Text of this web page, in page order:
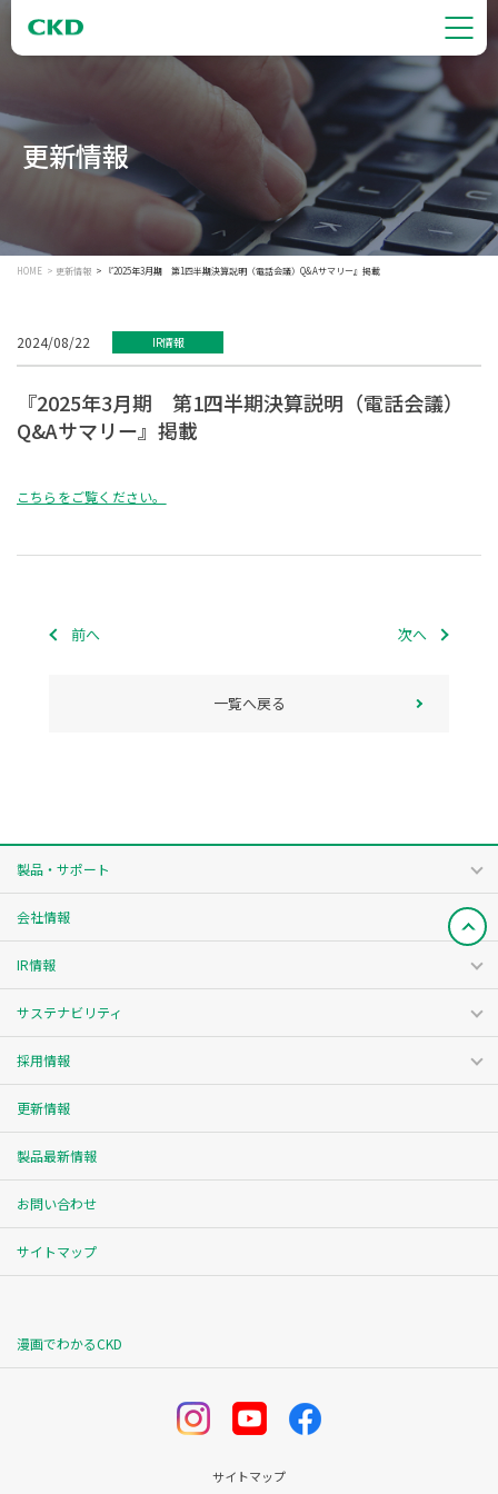
更新情報
HOME 更新情報 『2025年3月期 第1四半期決算説明（電話会議）Q&Aサマリー』掲載
2024/08/22 IR情報
『2025年3月期 第1四半期決算説明（電話会議）
Q&Aサマリー』掲載
こちらをご覧ください。
前へ 次へ
一覧へ戻る
製品・サポート
会社情報
IR情報
サステナビリティ
採用情報
更新情報
製品最新情報
お問い合わせ
サイトマップ
漫画でわかるCKD
サイトマップ